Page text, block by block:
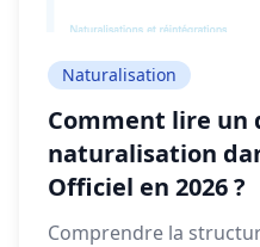
Naturalisation
Comment lire un
naturalisation
Officiel en 2026 ?
Comprendre la